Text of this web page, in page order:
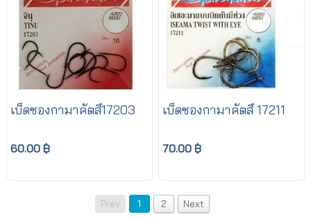
เบ็ดซองกามาคัตสึ17203
60.00 ฿
เบ็ดซองกามาคัตสึ 17211
70.00 ฿
Prev 1 2 Next